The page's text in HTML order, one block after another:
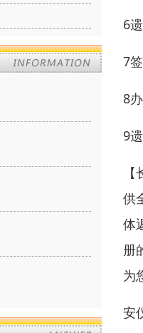
6
7
8
9
供
体
册
为
安